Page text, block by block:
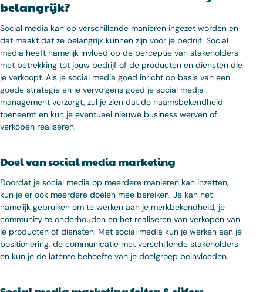
belangrijk?
Social media kan op verschillende manieren ingezet worden en
dat maakt dat ze belangrijk kunnen zijn voor je bedrijf. Social
media heeft namelijk invloed op de perceptie van stakeholders
met betrekking tot jouw bedrijf of de producten en diensten die
je verkoopt. Als je social media goed inricht op basis van een
goede strategie en je vervolgens goed je social media
management verzorgt, zul je zien dat de naamsbekendheid
toeneemt en kun je eventueel nieuwe business werven of
verkopen realiseren.
Doel van social media marketing
Doordat je social media op meerdere manieren kan inzetten,
kun je er ook meerdere doelen mee bereiken. Je kan het
namelijk gebruiken om te werken aan je merkbekendheid, je
community te onderhouden en het realiseren van verkopen van
je producten of diensten. Met social media kun je werken aan je
positionering, de communicatie met verschillende stakeholders
en kun je de latente behoefte van je doelgroep beïnvloeden.